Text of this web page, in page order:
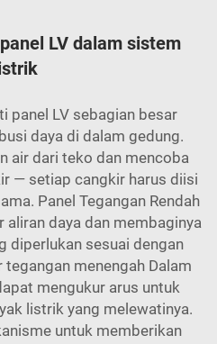
LV dalam sistem
panel LV sebagian besar
daya di dalam gedung.
air dari teko dan mencoba
— setiap cangkir harus diisi
Panel Tegangan Rendah
daya dan membaginya
diperlukan sesuai dengan
tegangan menengah Dalam
mengukur arus untuk
listrik yang melewatinya.
untuk memberikan